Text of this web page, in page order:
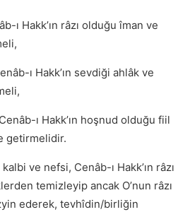
ı Hakkʼın râzı olduğu îman ve
ı Hakkʼın sevdiği ahlâk ve
Cenâb-ı Hakkʼın hoşnud olduğu fiil
getirmelidir.
ve nefsi, Cenâb-ı Hakkʼın râzı
temizleyip ancak Oʼnun râzı
ederek, tevhîdin/birliğin